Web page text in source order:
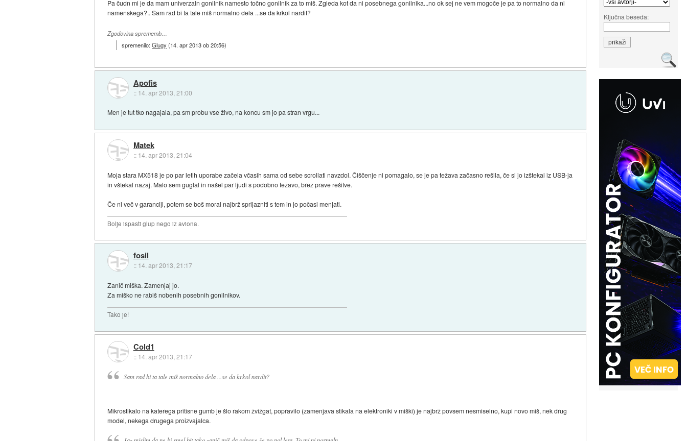
Ključna beseda:
Pa čudn mi je da mam univerzaln gonilnik namesto točno gonilnik za to miš. Zgleda kot da ni posebnega gonilnika...no ok sej ne vem mogoče je pa to normalno da ni
namenskega?.. Sam rad bi ta tale miš normalno dela ...se da krkol nardit?
Zgodovina sprememb…
spremenilo:Glugy (14. apr 2013 ob 20:56)
Apofis
:: 14. apr 2013, 21:00
Men je tut tko nagajala, pa sm probu vse živo, na koncu sm jo pa stran vrgu...
Matek
:: 14. apr 2013, 21:04
Moja stara MX518 je po par letih uporabe začela včasih sama od sebe scrollati navzdol. Čiščenje ni pomagalo, se je pa težava začasno rešila, če si jo izštekal iz USB-ja
in vštekal nazaj. Malo sem guglal in našel par ljudi s podobno težavo, brez prave rešitve.
Če ni več v garanciji, potem se boš moral najbrž sprijazniti s tem in jo počasi menjati.
Bolje ispasti glup nego iz aviona.
fosil
:: 14. apr 2013, 21:17
Zanič miška. Zamenjaj jo.
Za miško ne rabiš nobenih posebnih gonilnikov.
Tako je!
Cold1
:: 14. apr 2013, 21:17
Sam rad bi ta tale miš normalno dela ...se da krkol nardit?
Mikrostikalo na katerega pritisne gumb je šlo rakom žvižgat, popravilo (zamenjava stikala na elektroniki v miški) je najbrž povsem nesmiselno, kupi novo miš, nek drug
model, nekega drugega proizvajalca.